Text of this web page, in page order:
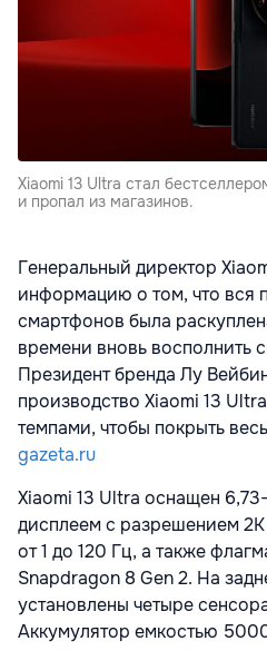
Xiaomi 13 Ultra стал
и пропал из магазинов.
Генеральный директор
информацию о том, что вся
смартфонов была
времени вновь восполнить
Президент бренда Лу
производство Xiaomi 13
темпами, чтобы покрыть
gazeta.ru
Xiaomi 13 Ultra оснащен
дисплеем с разрешением
от 1 до 120 Гц, а также
Snapdragon 8 Gen 2. На
установлены четыре
Аккумулятор емкостью